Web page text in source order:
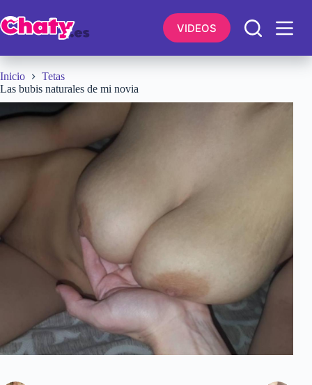
al
contenido
VIDEOS
Inicio
Tetas
Las bubis naturales de mi novia